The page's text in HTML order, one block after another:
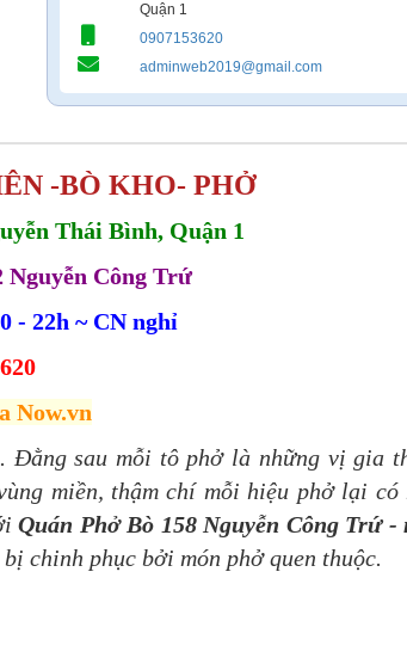
Quận 1
0907153620
adminweb2019@gmail.com
-BÒ KHO- PHỞ
Thái Bình, Quận 1
Nguyễn Công Trứ
- 22h ~ CN nghỉ
Now.vn
Đằng sau mỗi tô phở là những vị gia
miền, thậm chí mỗi hiệu phở lại có
Quán Phở Bò 158 Nguyễn Công Trứ -
chinh phục bởi món phở quen thuộc.